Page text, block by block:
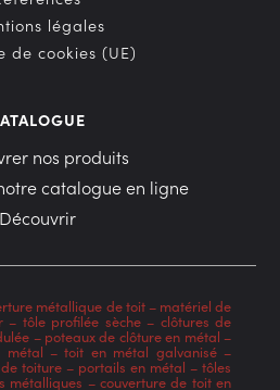
légales
de cookies (UE)
nos produits
catalogue en ligne
Découvrir
métallique de toit– matériel de
– tôle profilée sèche– clôtures de
– poteaux de clôture en métal –
métal–toit en métal galvanisé–
toiture – portails en métal –tôles
métalliques – couverture de toit en